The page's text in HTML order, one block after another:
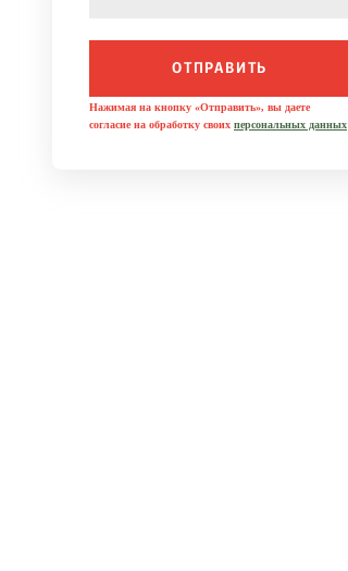
ОТПРАВИТЬ
Нажимая на кнопку «Отправить», вы даете
согласие на обработку своих персональных данных